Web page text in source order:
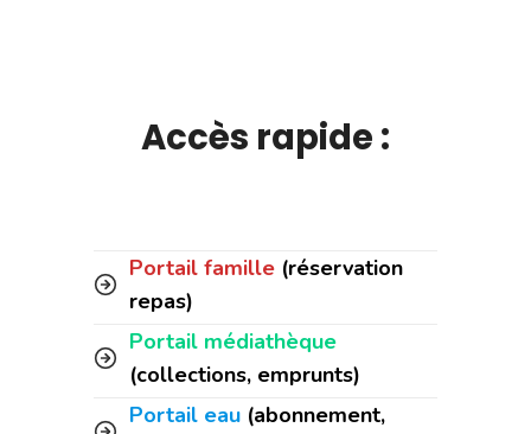
Accès rapide :
Portail famille (réservation
repas)
Portail médiathèque
(collections, emprunts)
Portail eau (abonnement,